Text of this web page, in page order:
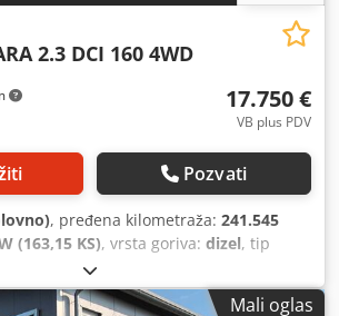
2.3 DCI 160 4WD
17.750 €
VB plus PDV
Pozvati
, pređena kilometraža: 241.545
(163,15 KS), vrsta goriva: dizel, tip
, konfiguracija osovina:
3.150 mm, prva registracija:
Mali oglas